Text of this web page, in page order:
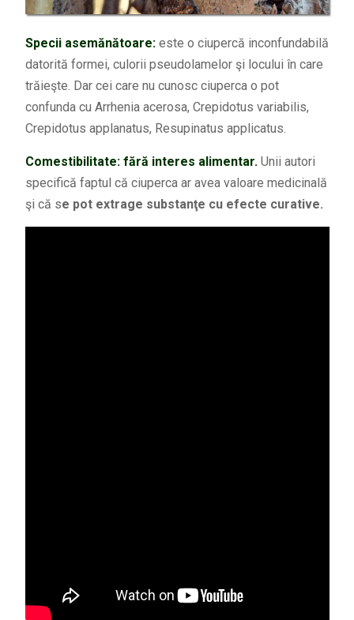
Specii asemănătoare:este o ciupercă inconfundabilă
datorită formei, culorii pseudolamelor şi locului în care
trăieşte. Dar cei care nu cunosc ciuperca o pot
confunda cu Arrhenia acerosa, Crepidotus variabilis,
Crepidotus applanatus, Resupinatus applicatus.
Comestibilitate: fără interes alimentar. Unii autori
specifică faptul că ciuperca ar avea valoare medicinală
şi că se pot extrage substanţe cu efecte curative.